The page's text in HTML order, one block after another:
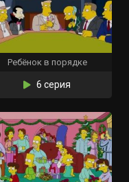
Ребёнок в порядке
6 серия